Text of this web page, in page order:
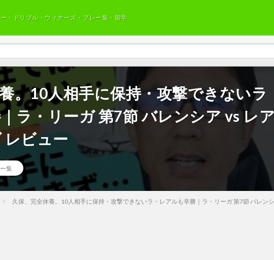
・ドリブル・ウィナーズ・プレー集・留学
。10人相手に保持・攻撃できないラ
ラ・リーガ 第7節 バレンシア vs レア
レビュー
集
久保、完全休養。10人相手に保持・攻撃できないラ・レアルも辛勝｜ラ・リーガ 第7節 バレン